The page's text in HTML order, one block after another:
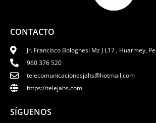
CONTACTO
Jr. Francisco Bolognesi Mz J L17 , Huarmey,
960 376 520
telecomunicacionesjahs@hotmail.com
https://telejahs.com
SÍGUENOS